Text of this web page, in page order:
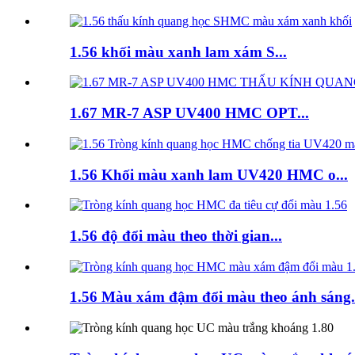
1.56 khối màu xanh lam xám S...
1.67 MR-7 ASP UV400 HMC OPT...
1.56 Khối màu xanh lam UV420 HMC o...
1.56 độ đổi màu theo thời gian...
1.56 Màu xám đậm đổi màu theo ánh